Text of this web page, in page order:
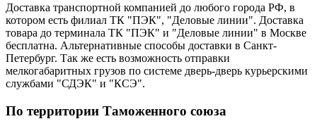
Доставка транспортной компанией до любого города РФ, в
котором есть филиал ТК "ПЭК", "Деловые линии". Доставка
товара до терминала ТК "ПЭК" и "Деловые линии" в Москве
бесплатна. Альтернативные способы доставки в Санкт-
Петербург. Так же есть возможность отправки
мелкогабаритных грузов по системе дверь-дверь курьерскими
службами "СДЭК" и "КСЭ".
По территории Таможенного союза